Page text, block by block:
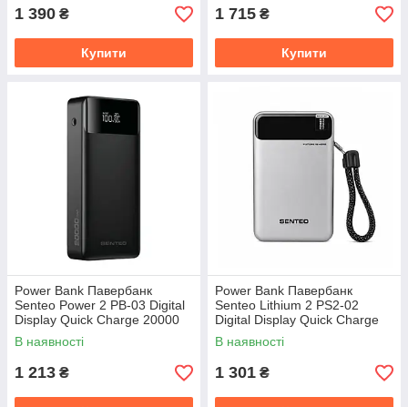
1 390 ₴
Купити
1 715 ₴
Купити
Power Bank Павербанк
Senteo Power 2 PB-03 Digital
Display Quick Charge 20000
mAh 22.5W
В наявності
1 213 ₴
Power Bank Павербанк
Senteo Lithium 2 PS2-02
Digital Display Quick Charge
20000 mAh 22.5W
В наявності
1 301 ₴